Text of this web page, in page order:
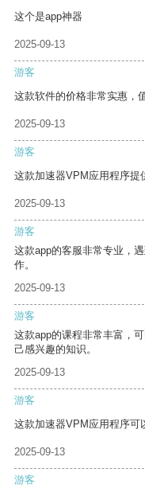
这个是app神器
2025-09-13
游客
这款软件的价格非常实惠，
2025-09-13
游客
这款加速器VPM应用程序提
2025-09-13
游客
这款app的客服非常专业，
作。
2025-09-13
游客
这款app的课程非常丰富，
己感兴趣的知识。
2025-09-13
游客
这款加速器VPM应用程序可
2025-09-13
游客